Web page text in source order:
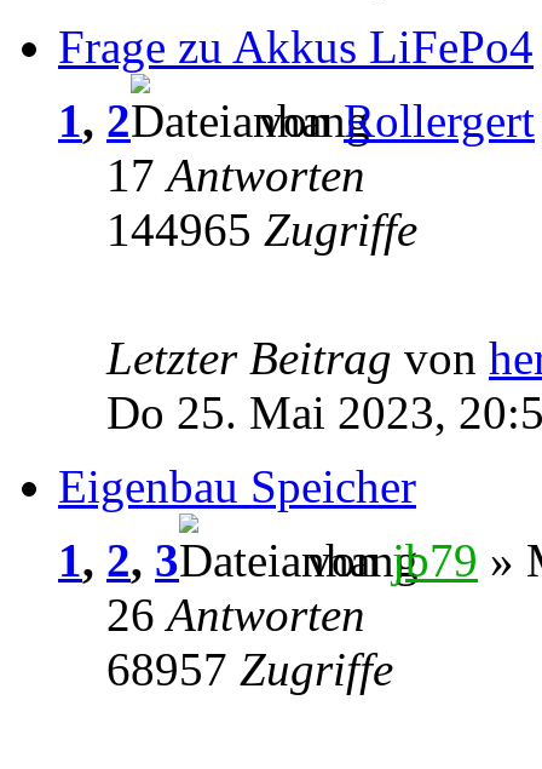
Frage zu Akkus LiFePo4
1, 2 vonRollergert
17Antworten
144965 Zugriffe
Letzter Beitrag von
Do 25. Mai 2023,
Eigenbau Speicher
1, 2, 3 vonjb79 »
26Antworten
68957 Zugriffe